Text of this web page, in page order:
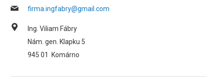
firma.ingfabry@gmail.com
Ing. Viliam Fábry
Nám. gen. Klapku 5
945 01
Komárno